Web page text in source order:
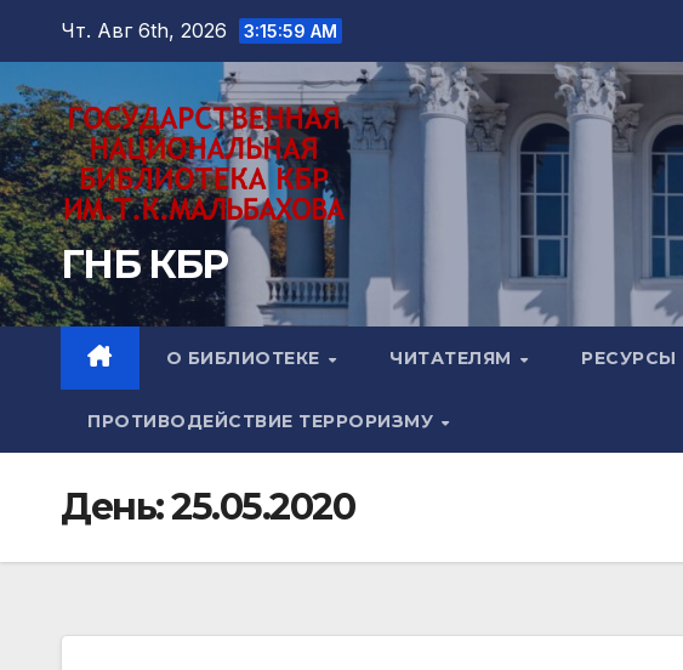
Перейти
содержимому
Чт. Авг 6th, 2026 3:16:00 AM
ГНБ КБР
О БИБЛИОТЕКЕ ЧИТАТЕЛЯМ РЕСУРСЫ
ПРОТИВОДЕЙСТВИЕ ТЕРРОРИЗМУ
День:25.05.2020